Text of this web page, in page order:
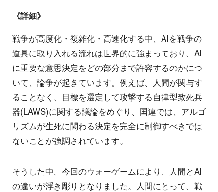
《詳細》
戦争が高度化・複雑化・高速化する中、AIを戦争の
道具に取り入れる流れは世界的に強まっており、AI
に重要な意思決定をどの部分まで許容するのかにつ
いて、論争が起きています。例えば、人間が関与す
ることなく、目標を選定して攻撃する自律型致死兵
器(LAWS)に関する議論をめぐり、国連では、アルゴ
リズムが生死に関わる決定を完全に制御すべきでは
ないことが強調されています。
そうした中、今回のウォーゲームにより、人間とAI
の違いが浮き彫りとなりました。人間にとって、戦